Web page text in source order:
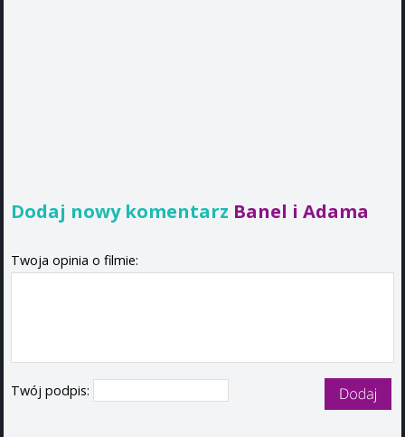
Dodaj nowy komentarz Banel i Adama
Twoja opinia o filmie:
Twój podpis: